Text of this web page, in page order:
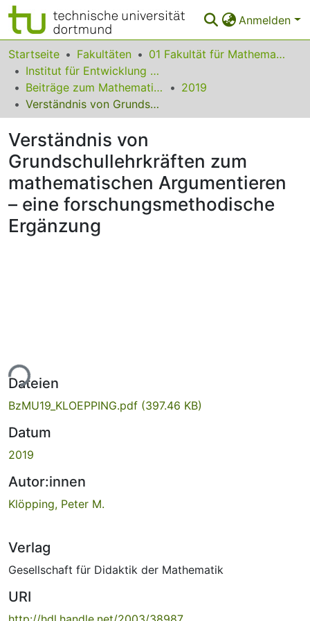
Anmelden
Bereiche & Sammlungen
Das gesamte Repositorium
Statistiken
FAQ
Leitlinien
Zurück zur Startseite
Startseite Fakultäten
01 Fakultät für Mathematik
Institut für Entwicklung und Erforschung des Mathematikunterrichts
Beiträge zum Mathematikunterricht
2019
Verständnis von Grundschullehrkräften zum mathematischen Argumentieren – eine forschungsmethodische Ergänzung
Verständnis von
Grundschullehrkräften zum
mathematischen Argumentieren
– eine forschungsmethodische
Ergänzung
Dateien
BzMU19_KLOEPPING.pdf (397.46 KB)
Datum
2019
Autor:innen
Klöpping, Peter M.
Verlag
Gesellschaft für Didaktik der Mathematik
URI